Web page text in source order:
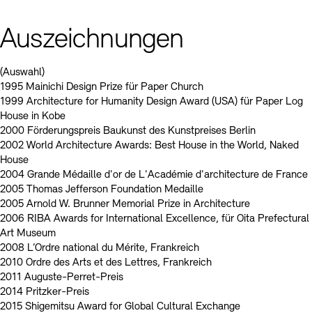
Auszeichnungen
(Auswahl)
1995 Mainichi Design Prize für Paper Church
1999 Architecture for Humanity Design Award (USA) für Paper Log
House in Kobe
2000 Förderungspreis Baukunst des Kunstpreises Berlin
2002 World Architecture Awards: Best House in the World, Naked
House
2004 Grande Médaille d'or de L'Académie d'architecture de France
2005 Thomas Jefferson Foundation Medaille
2005 Arnold W. Brunner Memorial Prize in Architecture
2006 RIBA Awards for International Excellence, für Oita Prefectural
Art Museum
2008 L’Ordre national du Mérite, Frankreich
2010 Ordre des Arts et des Lettres, Frankreich
2011 Auguste-Perret-Preis
2014 Pritzker-Preis
2015 Shigemitsu Award for Global Cultural Exchange